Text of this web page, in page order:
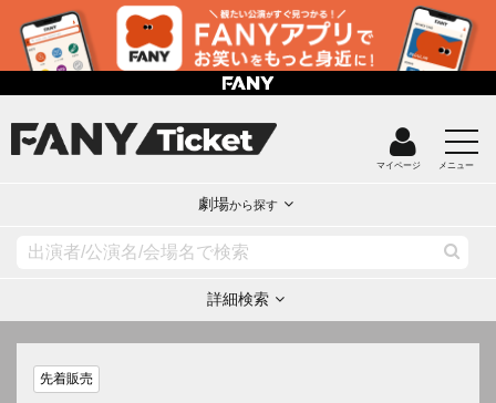
マイページ メニュー
劇場から探す
詳細検索
先着販売